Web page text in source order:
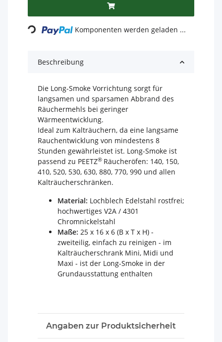
Loading... Komponenten werden geladen ...
Beschreibung
Die Long-Smoke Vorrichtung sorgt für
langsamen und sparsamen Abbrand des
Räuchermehls bei geringer
Wärmeentwicklung.
Ideal zum Kalträuchern, da eine langsame
Rauchentwicklung von mindestens 8
Stunden gewährleistet ist. Long-Smoke ist
passend zu PEETZ® Räucheröfen: 140, 150,
410, 520, 530, 630, 880, 770, 990 und allen
Kalträucherschränken.
Material: Lochblech Edelstahl rostfrei;
hochwertiges V2A / 4301
Chromnickelstahl
Maße: 25 x 16 x 6 (B x T x H) -
zweiteilig, einfach zu reinigen - im
Kalträucherschrank Mini, Midi und
Maxi - ist der Long-Smoke in der
Grundausstattung enthalten
Angaben zur Produktsicherheit